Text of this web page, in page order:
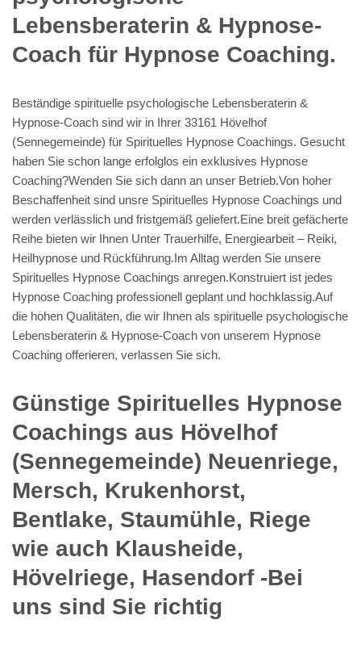
Lebensberaterin & Hypnose-
Coach für Hypnose Coaching.
Beständige spirituelle psychologische Lebensberaterin &
Hypnose-Coach sind wir in Ihrer 33161 Hövelhof
(Sennegemeinde) für Spirituelles Hypnose Coachings. Gesucht
haben Sie schon lange erfolglos ein exklusives Hypnose
Coaching?Wenden Sie sich dann an unser Betrieb.Von hoher
Beschaffenheit sind unsre Spirituelles Hypnose Coachings und
werden verlässlich und fristgemäß geliefert.Eine breit gefächerte
Reihe bieten wir Ihnen Unter Trauerhilfe, Energiearbeit – Reiki,
Heilhypnose und Rückführung.Im Alltag werden Sie unsere
Spirituelles Hypnose Coachings anregen.Konstruiert ist jedes
Hypnose Coaching professionell geplant und hochklassig.Auf
die hohen Qualitäten, die wir Ihnen als spirituelle psychologische
Lebensberaterin & Hypnose-Coach von unserem Hypnose
Coaching offerieren, verlassen Sie sich.
Günstige Spirituelles Hypnose
Coachings aus Hövelhof
(Sennegemeinde) Neuenriege,
Mersch, Krukenhorst,
Bentlake, Staumühle, Riege
wie auch Klausheide,
Hövelriege, Hasendorf -Bei
uns sind Sie richtig